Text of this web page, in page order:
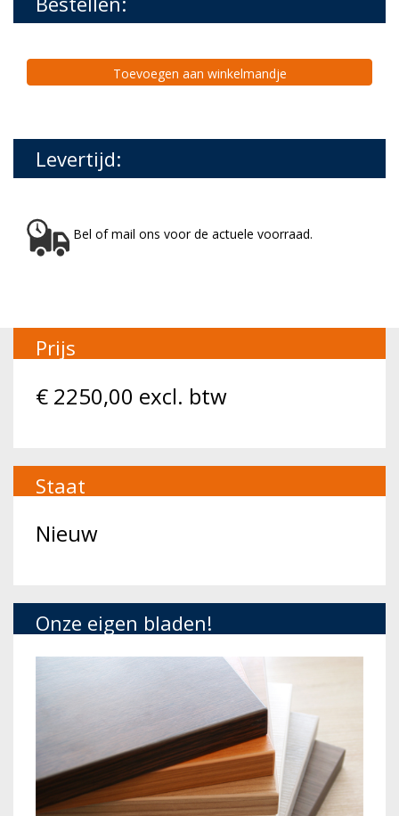
Toevoegen aan winkelmandje
Levertijd:
Bel of mail ons voor de actuele voorraad.
Prijs
€ 2250,00 excl. btw
Staat
Nieuw
Onze eigen bladen!